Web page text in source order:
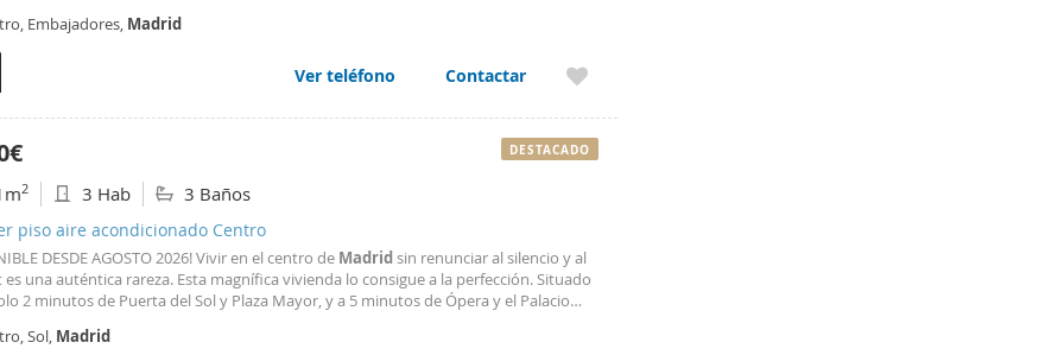
el altillo y cama de matrimonio en la planta baja con aire
Embajadores, Madrid
Ver teléfono Contactar
2 3 Hab 3 Baños
piso aire acondicionado Centro
DESDE AGOSTO 2026! Vivir en el centro de Madridsin renunciar al silencio y al
una auténtica rareza. Esta magnífica vivienda lo consigue a la perfección. Situado
2 minutos de Puerta del Sol y Plaza Mayor, y a 5 minutos de Ópera y el Palacio
amueblado y equipado, listo
Sol, Madrid
DESTACADO